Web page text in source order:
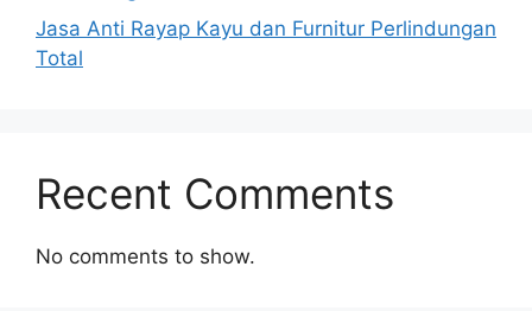
Jasa Anti Rayap Kayu dan Furnitur Perlindungan
Total
Recent Comments
No comments to show.